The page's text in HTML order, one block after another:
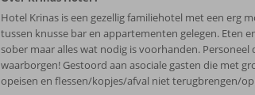
Hotel Krinas is een gezellig familiehotel met een erg
tussen knusse bar en appartementen gelegen. Eten
sober maar alles wat nodig is voorhanden.
waarborgen! Gestoord aan asociale gasten die met
opeisen en flessen/kopjes/afval niet terugbrengen/